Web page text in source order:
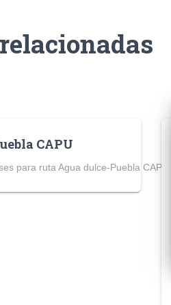
CAPU
para ruta Agua dulce-Puebla CAPU